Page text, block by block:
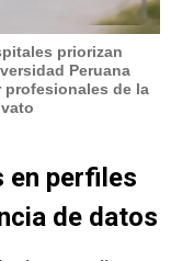
priorizan
Peruana
profesionales de la
en perfiles
de datos